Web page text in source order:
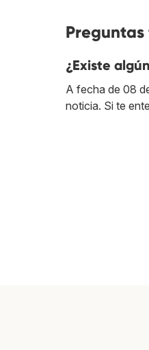
Preguntas
¿Existe
A fecha de 08
noticia. Si te